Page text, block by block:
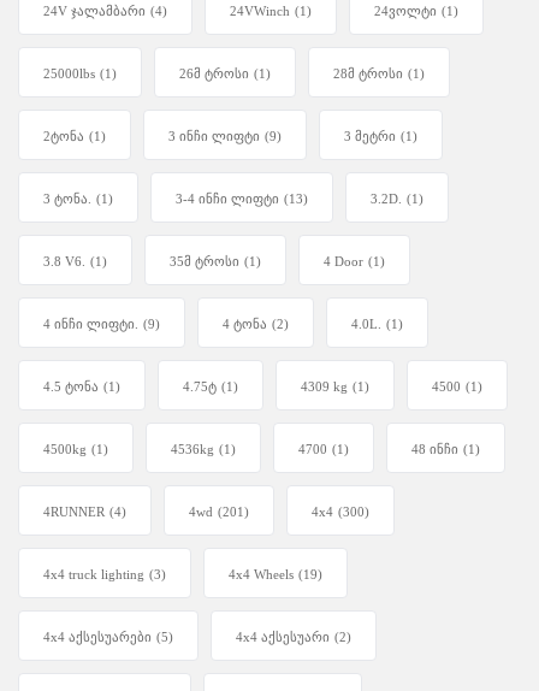
24V ჯალამბარი (4) 24VWinch (1) 24ვოლტი (1)
25000lbs (1) 26მ ტროსი (1) 28მ ტროსი (1)
2ტონა (1) 3 ინჩი ლიფტი (9) 3 მეტრი (1)
3 ტონა. (1) 3-4 ინჩი ლიფტი (13) 3.2D. (1)
3.8 V6. (1) 35მ ტროსი (1) 4 Door (1)
4 ინჩი ლიფტი. (9) 4 ტონა (2) 4.0L. (1)
4.5 ტონა (1) 4.75ტ (1) 4309 kg (1) 4500 (1)
4500kg (1) 4536kg (1) 4700 (1) 48 ინჩი (1)
4RUNNER (4) 4wd (201) 4x4 (300)
4x4 truck lighting (3) 4x4 Wheels (19)
4x4 აქსესუარები (5) 4x4 აქსესუარი (2)